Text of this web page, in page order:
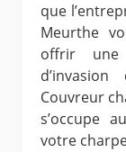
que
Meurthe
offrir
Couvreur
s’occupe
votre